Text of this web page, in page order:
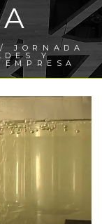
JORNADA
Y